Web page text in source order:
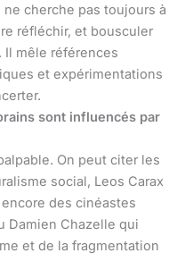
cherche pas toujours à
réfléchir, et bousculer
Il mêle références
et expérimentations
sont influencés par
On peut citer les
social, Leos Carax
des cinéastes
Damien Chazelle qui
et de la fragmentation